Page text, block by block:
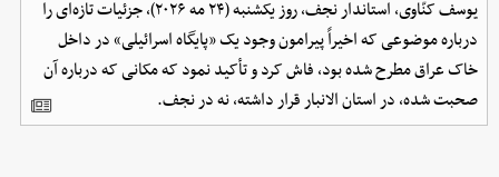
یوسف کنّاوی، استاندار نجف، روز یکشنبه (۲۴ مه ۲۰۲۶)، جزئیات تازه‌ای را
درباره موضوعی که اخیراً پیرامون وجود یک «پایگاه اسرائیلی» در داخل
خاک عراق مطرح شده بود، فاش کرد و تأکید نمود که مکانی که درباره آن
صحبت شده، در استان الانبار قرار داشته، نه در نجف.